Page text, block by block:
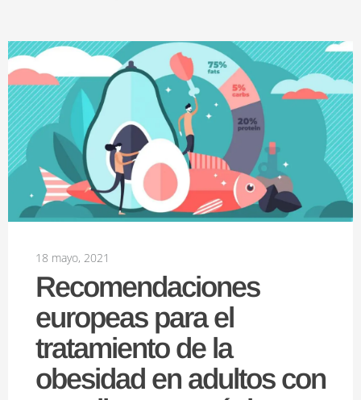
18 mayo, 2021
Recomendaciones
europeas para el
tratamiento de la
obesidad en adultos con